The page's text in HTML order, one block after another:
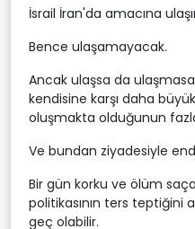
İsrail İran'da amacına
Bence ulaşamayacak.
Ancak ulaşsa da
kendisine karşı daha
oluşmakta olduğunun
Ve bundan ziyadesiyle
Bir gün korku ve ölüm
politikasının ters teptiğini
geç olabilir.